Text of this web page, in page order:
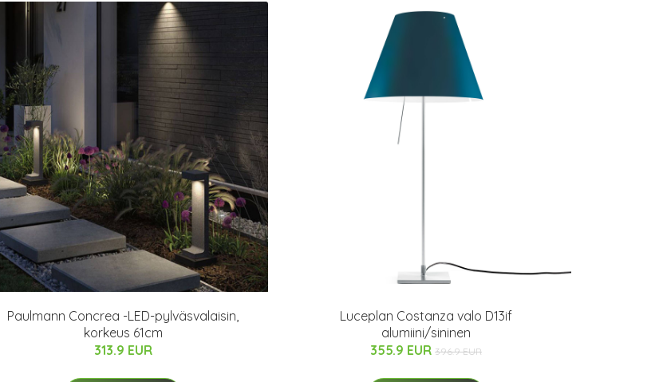
Paulmann Concrea -LED-pylväsvalaisin,
korkeus 61cm
313.9 EUR
Luceplan Costanza valo D13if
alumiini/sininen
355.9 EUR 396.9 EUR